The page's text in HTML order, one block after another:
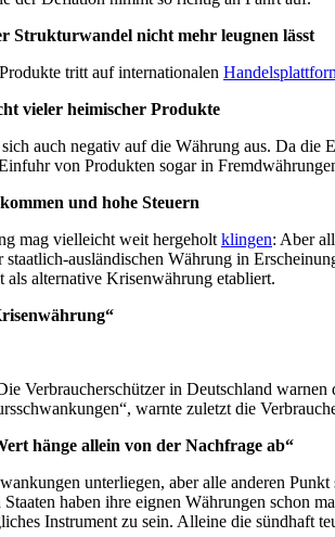
Strukturwandel nicht mehr leugnen lässt
tritt auf internationalen
vieler heimischer Produkte
auch negativ auf die Währung aus. Da die
von Produkten sogar in
und hohe Steuern
mag vielleicht weit hergeholt klingen: Aber
ausländischen Währung in
als alternative Krisenwährung etabliert.
Verbraucherschützer in Deutschland
warnte zuletzt die
hänge allein von der Nachfrage ab“
unterliegen, aber alle anderen
haben ihre eignen Währungen schon
Instrument zu sein. Alleine die sündhaft